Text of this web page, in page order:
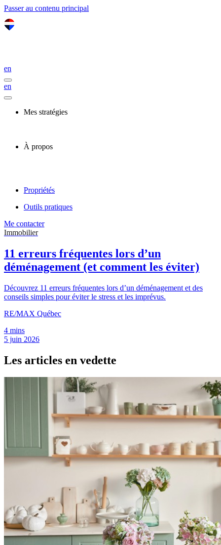
Passer au contenu principal
en
en
Mes stratégies
À propos
Propriétés
Outils pratiques
Me contacter
Immobilier
11 erreurs fréquentes lors d’un
déménagement (et comment les éviter)
Découvrez 11 erreurs fréquentes lors d’un déménagement et des
conseils simples pour éviter le stress et les imprévus.
RE/MAX Québec
4 mins
5 juin 2026
Les articles en vedette